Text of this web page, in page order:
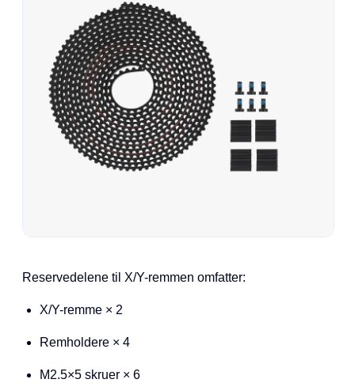
Reservedelene til X/Y-remmen omfatter:
X/Y-remme × 2
Remholdere × 4
M2.5×5 skruer × 6